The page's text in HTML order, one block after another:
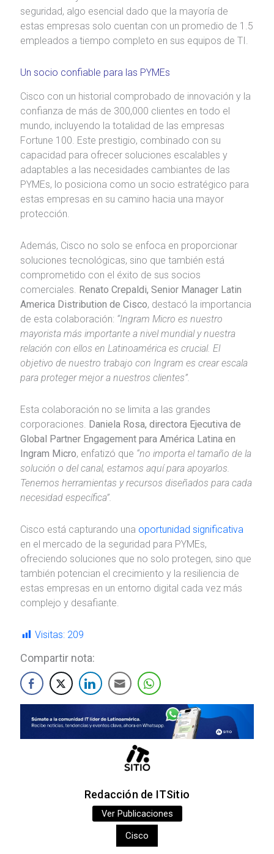
seguridad, algo esencial dado que la mayoría de
estas empresas solo cuentan con un promedio de 1.5
empleados a tiempo completo en sus equipos de TI.
Un socio confiable para las PYMEs
Cisco con un historial comprobado de innovación y la
confianza de más de 300,000 clientes en todo el
mundo, incluyendo la totalidad de las empresas
Fortune 100. Este prestigio, combinado con su
capacidad para ofrecer soluciones escalables y
adaptables a las necesidades cambiantes de las
PYMEs, lo posiciona como un socio estratégico para
estas empresas en su camino hacia una mayor
protección.
Además, Cisco no solo se enfoca en proporcionar
soluciones tecnológicas, sino que también está
comprometido con el éxito de sus socios
comerciales. Renato Crepaldi, Senior Manager Latin
America Distribution de Cisco, destacó la importancia
de esta colaboración: “Ingram Micro es nuestro
mayorista más importante a nivel mundial y nuestra
relación con ellos en Latinoamérica es crucial. El
objetivo de nuestro trabajo con Ingram es crear escala
para proteger mejor a nuestros clientes”.
Esta colaboración no se limita a las grandes
corporaciones. Daniela Rosa, directora Ejecutiva de
Global Partner Engagement para América Latina en
Ingram Micro, enfatizó que “no importa el tamaño de la
solución o del canal, estamos aquí para apoyarlos.
Tenemos herramientas y recursos diseñados para cada
necesidad específica”.
Cisco está capturando una oportunidad significativa
en el mercado de la seguridad para PYMEs,
ofreciendo soluciones que no solo protegen, sino que
también potencian el crecimiento y la resiliencia de
estas empresas en un entorno digital cada vez más
complejo y desafiante.
Visitas: 209
Compartir nota:
Redacción de ITSitio
Ver Publicaciones
Cisco